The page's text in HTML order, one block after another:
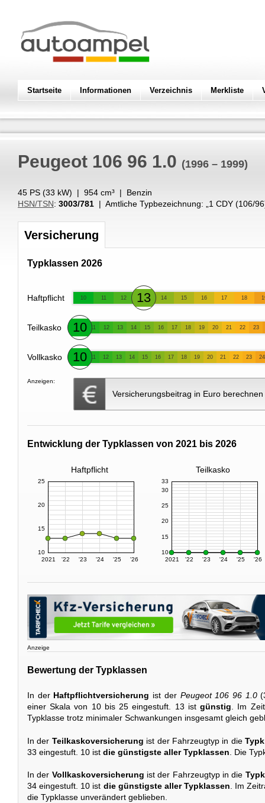
Startseite Informationen Verzeichnis Merkliste
Peugeot 106 96 1.0 (1996 – 1999)
45 PS (33 kW) | 954 cm³ | Benzin
HSN/TSN: 3003/781 | Amtliche Typbezeichnung: „ 1 CDY (106/
Versicherung
Typklassen 2026
Haftpflicht 10 11 12 13 14 15 16 17 18
Teilkasko 10 11 12 13 14 15 16 17 18 19 20 21 22 23
Vollkasko 10 11 12 13 14 15 16 17 18 19 20 21 22 23 24
Anzeigen:
Versicherungsbeitrag in Euro berechnen
Entwicklung der Typklassen von 2021 bis 2026
Haftpflicht Teilkasko
2021 '22 '23 '24 '25 '26
10
15
20
25
2021 '22 '23 '24 '25 '26
10
15
20
25
30
33
Anzeige
Bewertung der Typklassen
In der Haftpflichtversicherung ist der Peugeot 106 96 1.0
einer Skala von 10 bis 25 eingestuft. 13 istgünstig . Im
Typklasse trotz minimaler Schwankungen insgesamt gleich
In der Teilkaskoversicherung ist der Fahrzeugtyp in die
33 eingestuft. 10 ist die günstigste aller Typklassen . Die
In der Vollkaskoversicherung ist der Fahrzeugtyp in die
34 eingestuft. 10 ist die günstigste aller Typklassen. Im
die Typklasse unverändert geblieben.